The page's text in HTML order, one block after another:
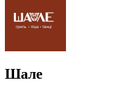
Шале